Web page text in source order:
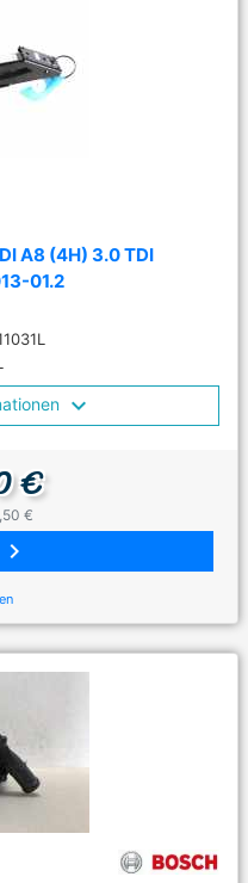
A8 (4H) 3.0 TDI
01.2
€
€
keyboard_arrow_right